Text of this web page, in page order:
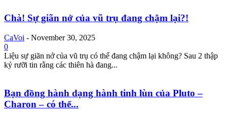
Chà! Sự giãn nở của vũ trụ đang chậm lại?!
CaVoi - November 30, 2025
0
Liệu sự giãn nở của vũ trụ có thể đang chậm lại không? Sau 2 thập
kỷ rưỡi tin rằng các thiên hà đang...
Bạn đồng hành dạng hành tinh lùn của Pluto –
Charon – có thể...